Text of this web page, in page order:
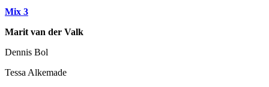
Mix 3
Marit van der Valk
Dennis Bol
Tessa Alkemade